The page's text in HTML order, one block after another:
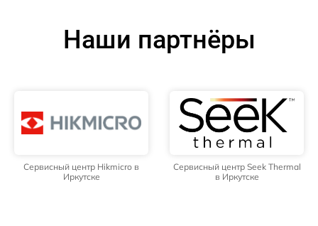
Наши партнёры
Сервисный центр Hikmicro в
Иркутске
Сервисный центр Seek Thermal
в Иркутске